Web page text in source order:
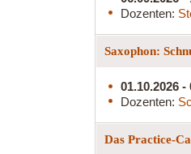
Dozenten:
Saxophon:
01.10.2026 -
Dozenten:
Das Practice-